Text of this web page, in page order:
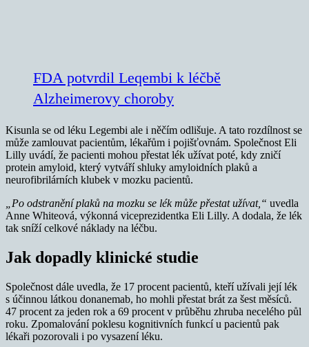
FDA potvrdil Leqembi k léčbě
Alzheimerovy choroby
Kisunla se od léku Legembi ale i něčím odlišuje. A tato rozdílnost se
může zamlouvat pacientům, lékařům i pojišťovnám. Společnost Eli
Lilly uvádí, že pacienti mohou přestat lék užívat poté, kdy zničí
protein amyloid, který vytváří shluky amyloidních plaků a
neurofibrilárních klubek v mozku pacientů.
„Po odstranění plaků na mozku se lék může přestat užívat,“ uvedla
Anne Whiteová, výkonná viceprezidentka Eli Lilly. A dodala, že lék
tak sníží celkové náklady na léčbu.
Jak dopadly klinické studie
Společnost dále uvedla, že 17 procent pacientů, kteří užívali její lék
s účinnou látkou donanemab, ho mohli přestat brát za šest měsíců.
47 procent za jeden rok a 69 procent v průběhu zhruba necelého půl
roku. Zpomalování poklesu kognitivních funkcí u pacientů pak
lékaři pozorovali i po vysazení léku.